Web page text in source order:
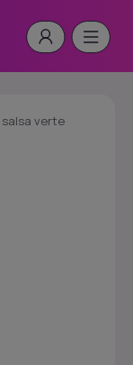
verte